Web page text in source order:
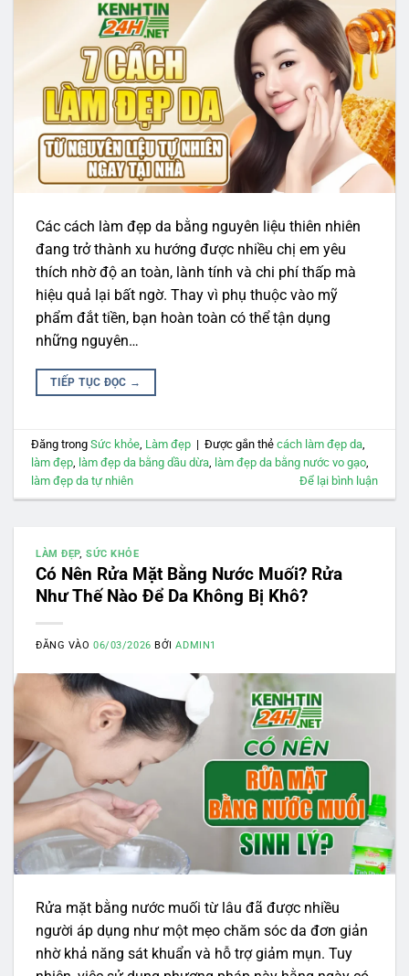
Các cách làm đẹp da bằng nguyên liệu thiên nhiên
đang trở thành xu hướng được nhiều chị em yêu
thích nhờ độ an toàn, lành tính và chi phí thấp mà
hiệu quả lại bất ngờ. Thay vì phụ thuộc vào mỹ
phẩm đắt tiền, bạn hoàn toàn có thể tận dụng
những nguyên…
TIẾP TỤC ĐỌC →
Đăng trongSức khỏe, Làm đẹp | Được gắn thẻcách làm đẹp da,
làm đẹp, làm đẹp da bằng dầu dừa, làm đẹp da bằng nước vo gạo,
làm đẹp da tự nhiên
Để lại bình luận
LÀM ĐẸP,SỨC KHỎE
Có Nên Rửa Mặt Bằng Nước Muối? Rửa
Như Thế Nào Để Da Không Bị Khô?
ĐĂNG VÀO06/03/2026 BỞIADMIN1
Rửa mặt bằng nước muối từ lâu đã được nhiều
người áp dụng như một mẹo chăm sóc da đơn giản
nhờ khả năng sát khuẩn và hỗ trợ giảm mụn. Tuy